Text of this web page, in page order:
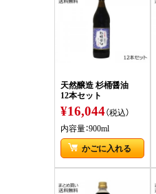
天然醸造 杉桶醤油
12本セット
¥16,044（税込）
内容量：900ml
かごに入れる